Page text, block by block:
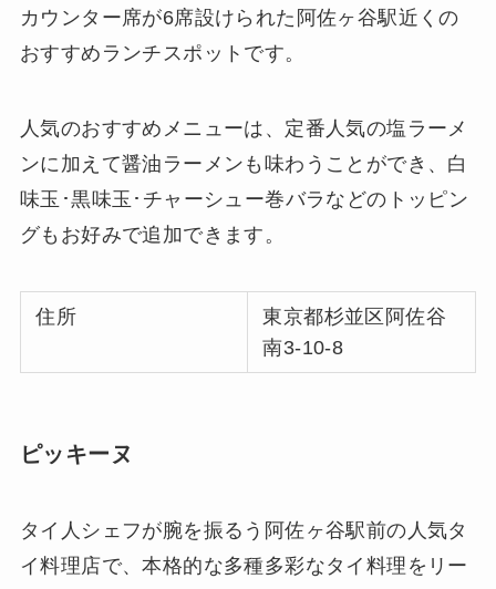
カウンター席が6席設けられた阿佐ヶ谷駅近くの
おすすめランチスポットです。
人気のおすすめメニューは、定番人気の塩ラーメ
ンに加えて醤油ラーメンも味わうことができ、白
味玉･黒味玉･チャーシュー巻バラなどのトッピン
グもお好みで追加できます。
住所
東京都杉並区阿佐谷
南3-10-8
ピッキーヌ
タイ人シェフが腕を振るう阿佐ヶ谷駅前の人気タ
イ料理店で、本格的な多種多彩なタイ料理をリー